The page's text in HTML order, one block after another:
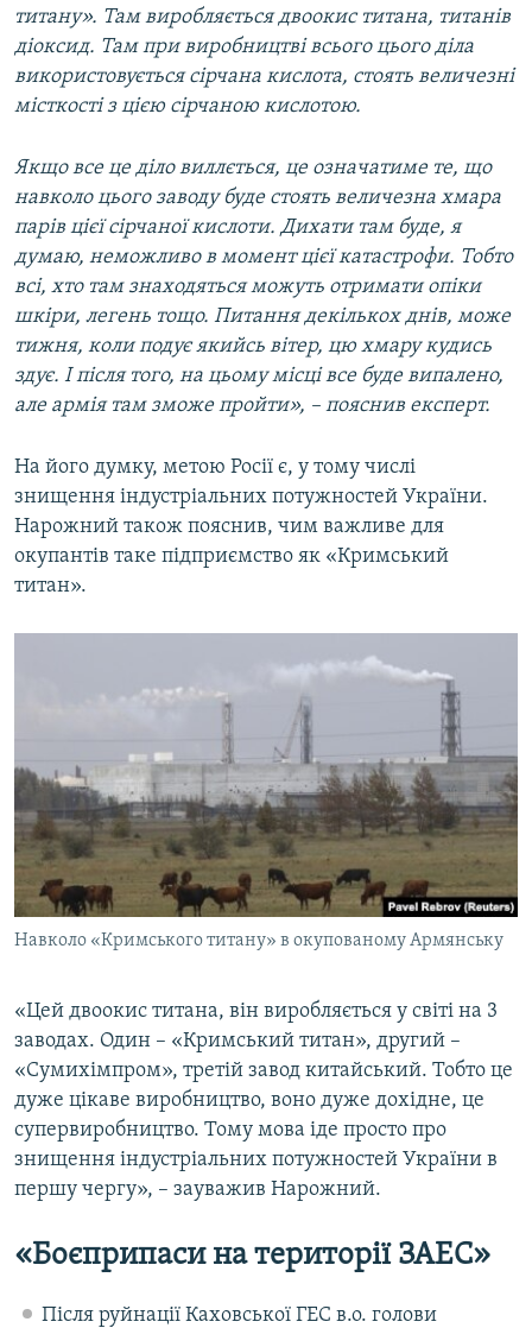
титану». Там виробляється двоокис титана, титанів
діоксид. Там при виробництві всього цього діла
використовується сірчана кислота, стоять величезні
місткості з цією сірчаною кислотою.
Якщо все це діло виллється, це означатиме те, що
навколо цього заводу буде стоять величезна хмара
парів цієї сірчаної кислоти. Дихати там буде, я
думаю, неможливо в момент цієї катастрофи. Тобто
всі, хто там знаходяться можуть отримати опіки
шкіри, легень тощо. Питання декількох днів, може
тижня, коли подує якийсь вітер, цю хмару кудись
здує. І після того, на цьому місці все буде випалено,
але армія там зможе пройти», – пояснив експерт.
На його думку, метою Росії є, у тому числі
знищення індустріальних потужностей України.
Нарожний також пояснив, чим важливе для
окупантів таке підприємство як «Кримський
титан».
Навколо «Кримського титану» в окупованому Армянську
«Цей двоокис титана, він виробляється у світі на 3
заводах. Один – «Кримський титан», другий –
«Сумихімпром», третій завод китайський. Тобто це
дуже цікаве виробництво, воно дуже дохідне, це
супервиробництво. Тому мова іде просто про
знищення індустріальних потужностей України в
першу чергу», – зауважив Нарожний.
«Боєприпаси на території ЗАЕС»
Після руйнації Каховської ГЕС в.о. голови